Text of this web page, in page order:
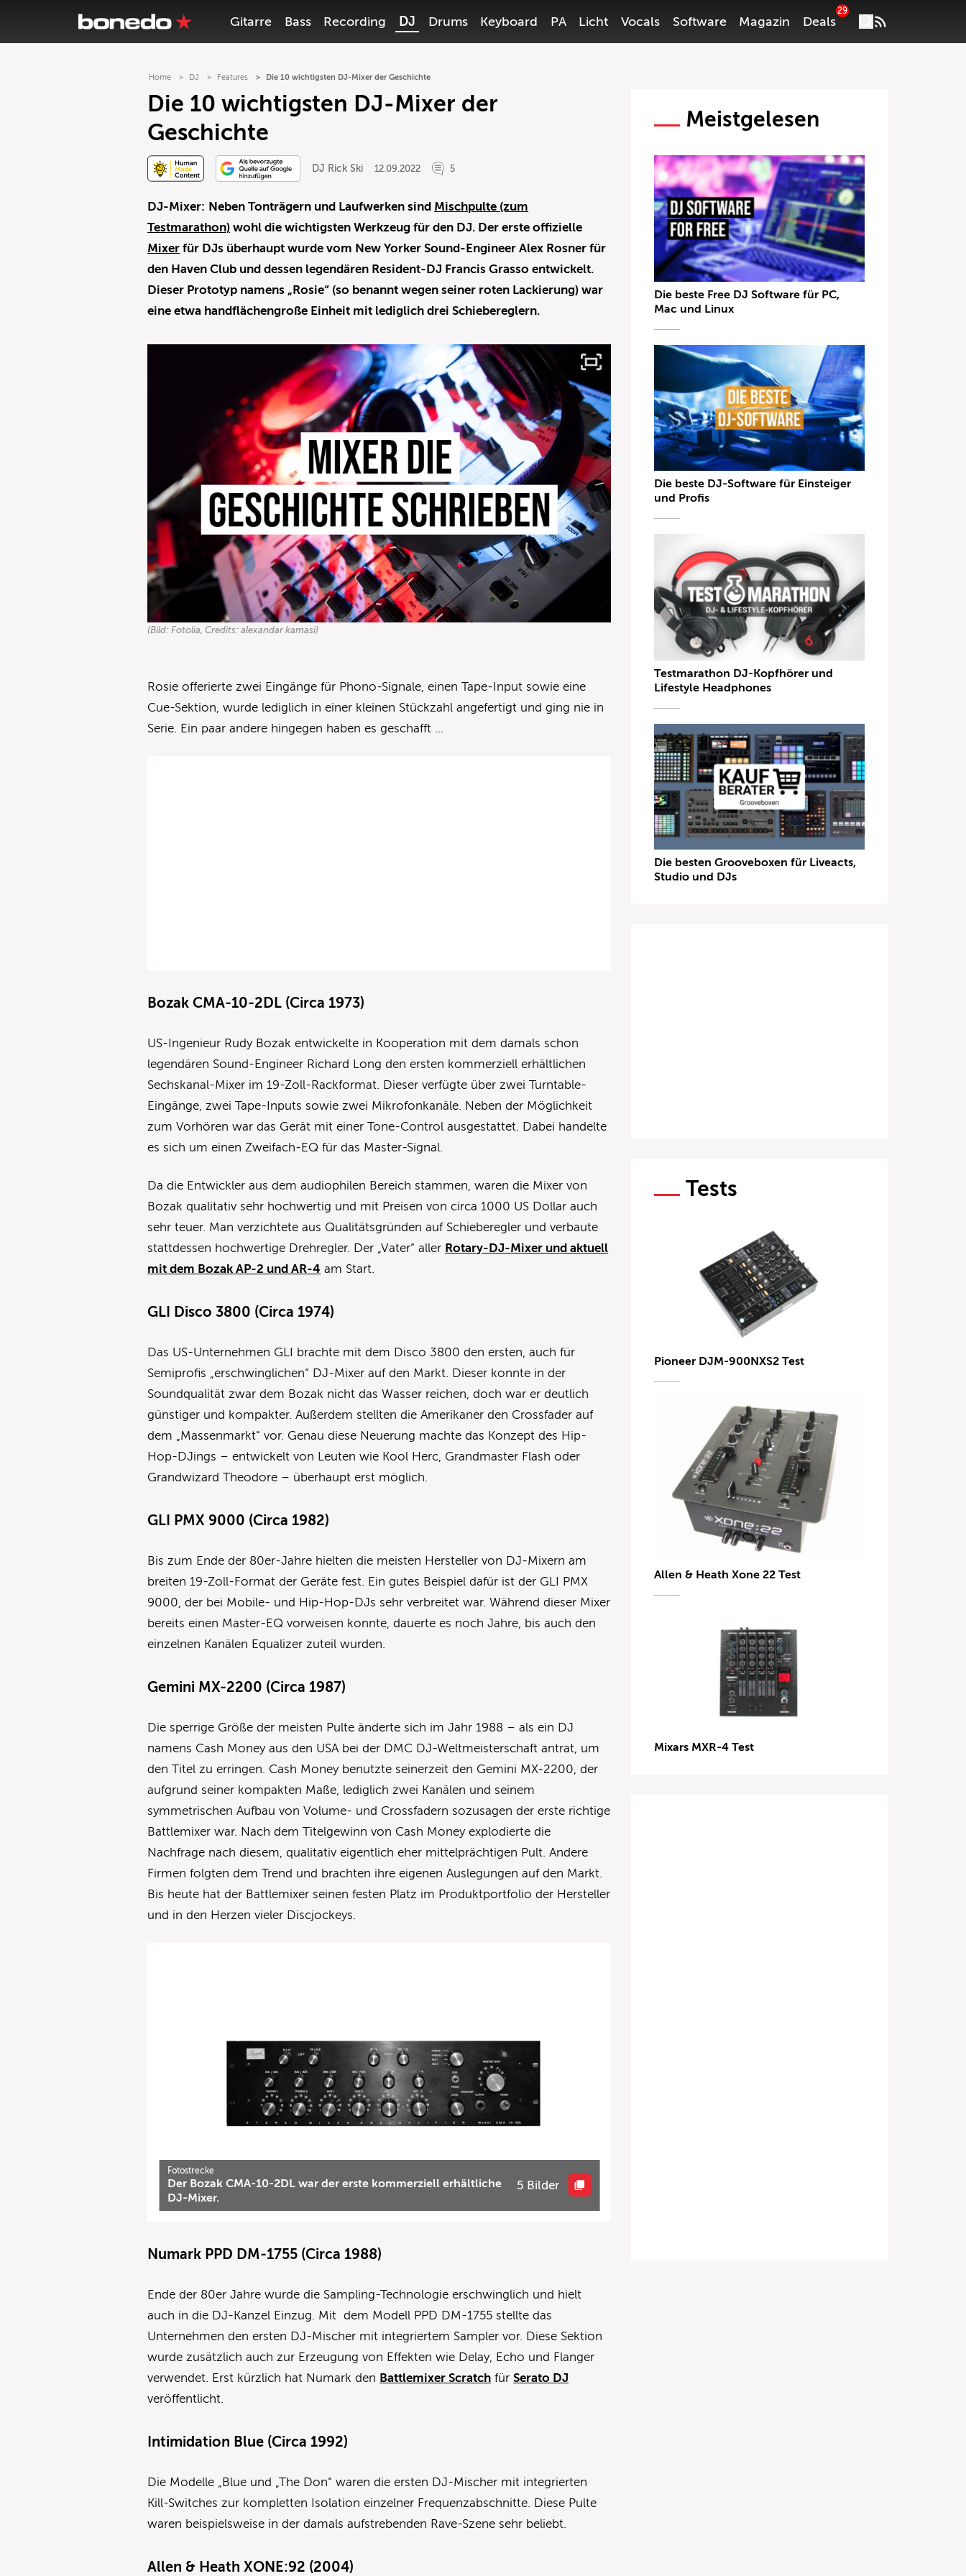
Gitarre Bass Recording DJ Drums Keyboard PA Licht Vocals Software Magazin Deals
29
Home DJ Features Die 10 wichtigsten DJ-Mixer der Geschichte
Die 10 wichtigsten DJ-Mixer der
Geschichte
DJ Rick Ski 12.09.2022 5
DJ-Mixer: Neben Tonträgern und Laufwerken sind Mischpulte (zum
Testmarathon) wohl die wichtigsten Werkzeug für den DJ. Der erste offizielle
Mixer für DJs überhaupt wurde vom New Yorker Sound-Engineer Alex Rosner für
den Haven Club und dessen legendären Resident-DJ Francis Grasso entwickelt.
Dieser Prototyp namens „Rosie“ (so benannt wegen seiner roten Lackierung) war
eine etwa handflächengroße Einheit mit lediglich drei Schiebereglern.
(Bild: Fotolia, Credits: alexandar kamasi)
Rosie offerierte zwei Eingänge für Phono-Signale, einen Tape-Input sowie eine
Cue-Sektion, wurde lediglich in einer kleinen Stückzahl angefertigt und ging nie in
Serie. Ein paar andere hingegen haben es geschafft …
Bozak CMA-10-2DL (Circa 1973)
US-Ingenieur Rudy Bozak entwickelte in Kooperation mit dem damals schon
legendären Sound-Engineer Richard Long den ersten kommerziell erhältlichen
Sechskanal-Mixer im 19-Zoll-Rackformat. Dieser verfügte über zwei Turntable-
Eingänge, zwei Tape-Inputs sowie zwei Mikrofonkanäle. Neben der Möglichkeit
zum Vorhören war das Gerät mit einer Tone-Control ausgestattet. Dabei handelte
es sich um einen Zweifach-EQ für das Master-Signal.
Da die Entwickler aus dem audiophilen Bereich stammen, waren die Mixer von
Bozak qualitativ sehr hochwertig und mit Preisen von circa 1000 US Dollar auch
sehr teuer. Man verzichtete aus Qualitätsgründen auf Schieberegler und verbaute
stattdessen hochwertige Drehregler. Der „Vater“ aller Rotary-DJ-Mixer und aktuell
mit dem Bozak AP-2 und AR-4 am Start.
GLI Disco 3800 (Circa 1974)
Das US-Unternehmen GLI brachte mit dem Disco 3800 den ersten, auch für
Semiprofis „erschwinglichen“ DJ-Mixer auf den Markt. Dieser konnte in der
Soundqualität zwar dem Bozak nicht das Wasser reichen, doch war er deutlich
günstiger und kompakter. Außerdem stellten die Amerikaner den Crossfader auf
dem „Massenmarkt“ vor. Genau diese Neuerung machte das Konzept des Hip-
Hop-DJings – entwickelt von Leuten wie Kool Herc, Grandmaster Flash oder
Grandwizard Theodore – überhaupt erst möglich.
GLI PMX 9000 (Circa 1982)
Bis zum Ende der 80er-Jahre hielten die meisten Hersteller von DJ-Mixern am
breiten 19-Zoll-Format der Geräte fest. Ein gutes Beispiel dafür ist der GLI PMX
9000, der bei Mobile- und Hip-Hop-DJs sehr verbreitet war. Während dieser Mixer
bereits einen Master-EQ vorweisen konnte, dauerte es noch Jahre, bis auch den
einzelnen Kanälen Equalizer zuteil wurden.
Gemini MX-2200 (Circa 1987)
Die sperrige Größe der meisten Pulte änderte sich im Jahr 1988 – als ein DJ
namens Cash Money aus den USA bei der DMC DJ-Weltmeisterschaft antrat, um
den Titel zu erringen. Cash Money benutzte seinerzeit den Gemini MX-2200, der
aufgrund seiner kompakten Maße, lediglich zwei Kanälen und seinem
symmetrischen Aufbau von Volume- und Crossfadern sozusagen der erste richtige
Battlemixer war. Nach dem Titelgewinn von Cash Money explodierte die
Nachfrage nach diesem, qualitativ eigentlich eher mittelprächtigen Pult. Andere
Firmen folgten dem Trend und brachten ihre eigenen Auslegungen auf den Markt.
Bis heute hat der Battlemixer seinen festen Platz im Produktportfolio der Hersteller
und in den Herzen vieler Discjockeys.
Fotostrecke
Der Bozak CMA-10-2DL war der erste kommerziell erhältliche
DJ-Mixer.
5 Bilder
Numark PPD DM-1755 (Circa 1988)
Ende der 80er Jahre wurde die Sampling-Technologie erschwinglich und hielt
auch in die DJ-Kanzel Einzug. Mit dem Modell PPD DM-1755 stellte das
Unternehmen den ersten DJ-Mischer mit integriertem Sampler vor. Diese Sektion
wurde zusätzlich auch zur Erzeugung von Effekten wie Delay, Echo und Flanger
verwendet. Erst kürzlich hat Numark den Battlemixer Scratch fürSerato DJ
veröffentlicht.
Intimidation Blue (Circa 1992)
Die Modelle „Blue und „The Don“ waren die ersten DJ-Mischer mit integrierten
Kill-Switches zur kompletten Isolation einzelner Frequenzabschnitte. Diese Pulte
waren beispielsweise in der damals aufstrebenden Rave-Szene sehr beliebt.
Allen & Heath XONE:92 (2004)
Meistgelesen
Die beste Free DJ Software für PC,
Mac und Linux
Die beste DJ-Software für Einsteiger
und Profis
Testmarathon DJ-Kopfhörer und
Lifestyle Headphones
Die besten Grooveboxen für Liveacts,
Studio und DJs
Tests
Pioneer DJM-900NXS2 Test
Allen & Heath Xone 22 Test
Mixars MXR-4 Test